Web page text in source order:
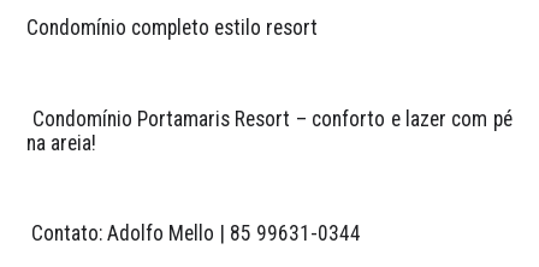
Condomínio completo estilo resort
na areia!
Contato: Adolfo Mello | 85 99631-0344